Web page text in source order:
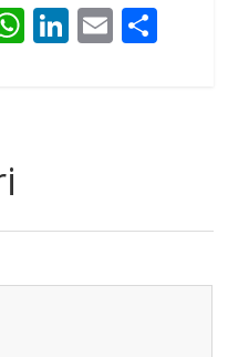
W
p
Li E